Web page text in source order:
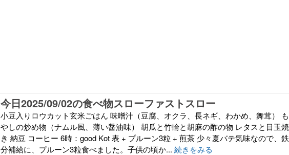
今日2025/09/02の食べ物スローファストスロー
小豆入りロウカット玄米ごはん 味噌汁（豆腐、オクラ、長ネギ、わかめ、舞茸） も
やしの炒め物（ナムル風、薄い醤油味） 胡瓜と竹輪と胡麻の酢の物 レタスと目玉焼
き 納豆 コーヒー 6時：good Kot 表 + プルーン3粒 + 煎茶 少々夏バテ気味なので、鉄
分補給に、プルーン3粒食べました。子供の頃か... 続きをみる